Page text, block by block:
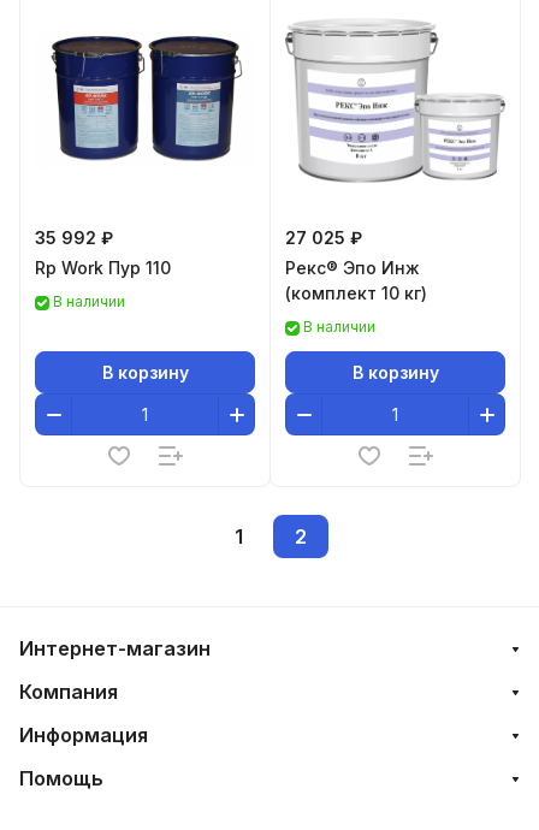
35 992 ₽
Rp Work Пур 110
В наличии
В корзину
27 025 ₽
Рекс® Эпо Инж
(комплект 10 кг)
В наличии
В корзину
1 2
Интернет-магазин
Компания
Информация
Помощь